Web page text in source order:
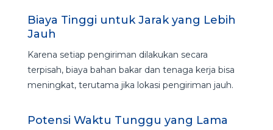
Biaya Tinggi untuk Jarak yang Lebih
Jauh
Karena setiap pengiriman dilakukan secara
terpisah, biaya bahan bakar dan tenaga kerja bisa
meningkat, terutama jika lokasi pengiriman jauh.
Potensi Waktu Tunggu yang Lama